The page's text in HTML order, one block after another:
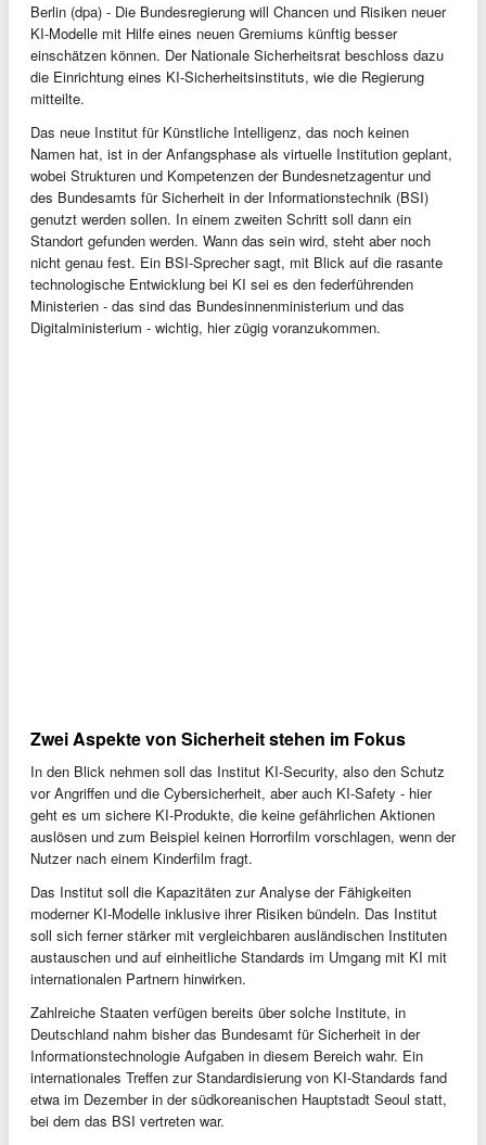
Berlin (dpa) - Die Bundesregierung will Chancen und Risiken neuer
KI-Modelle mit Hilfe eines neuen Gremiums künftig besser
einschätzen können. Der Nationale Sicherheitsrat beschloss dazu
die Einrichtung eines KI-Sicherheitsinstituts, wie die Regierung
mitteilte.
Das neue Institut für Künstliche Intelligenz, das noch keinen
Namen hat, ist in der Anfangsphase als virtuelle Institution geplant,
wobei Strukturen und Kompetenzen der Bundesnetzagentur und
des Bundesamts für Sicherheit in der Informationstechnik (BSI)
genutzt werden sollen. In einem zweiten Schritt soll dann ein
Standort gefunden werden. Wann das sein wird, steht aber noch
nicht genau fest. Ein BSI-Sprecher sagt, mit Blick auf die rasante
technologische Entwicklung bei KI sei es den federführenden
Ministerien - das sind das Bundesinnenministerium und das
Digitalministerium - wichtig, hier zügig voranzukommen.
Zwei Aspekte von Sicherheit stehen im Fokus
In den Blick nehmen soll das Institut KI-Security, also den Schutz
vor Angriffen und die Cybersicherheit, aber auch KI-Safety - hier
geht es um sichere KI-Produkte, die keine gefährlichen Aktionen
auslösen und zum Beispiel keinen Horrorfilm vorschlagen, wenn der
Nutzer nach einem Kinderfilm fragt.
Das Institut soll die Kapazitäten zur Analyse der Fähigkeiten
moderner KI-Modelle inklusive ihrer Risiken bündeln. Das Institut
soll sich ferner stärker mit vergleichbaren ausländischen Instituten
austauschen und auf einheitliche Standards im Umgang mit KI mit
internationalen Partnern hinwirken.
Zahlreiche Staaten verfügen bereits über solche Institute, in
Deutschland nahm bisher das Bundesamt für Sicherheit in der
Informationstechnologie Aufgaben in diesem Bereich wahr. Ein
internationales Treffen zur Standardisierung von KI-Standards fand
etwa im Dezember in der südkoreanischen Hauptstadt Seoul statt,
bei dem das BSI vertreten war.